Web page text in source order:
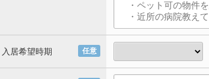
任意
入居希望時期